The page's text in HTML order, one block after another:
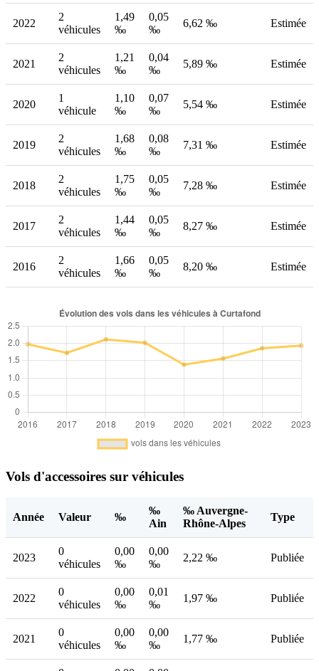
2022
2
véhicules
1,49
‰
0,05
‰
6,62 ‰ Estimée
2021
2
véhicules
1,21
‰
0,04
‰
5,89 ‰ Estimée
2020
1
véhicule
1,10
‰
0,07
‰
5,54 ‰ Estimée
2019
2
véhicules
1,68
‰
0,08
‰
7,31 ‰ Estimée
2018
2
véhicules
1,75
‰
0,05
‰
7,28 ‰ Estimée
2017
2
véhicules
1,44
‰
0,05
‰
8,27 ‰ Estimée
2016
2
véhicules
1,66
‰
0,05
‰
8,20 ‰ Estimée
Vols d'accessoires sur véhicules
Année Valeur ‰
‰
Ain
‰ Auvergne-
Rhône-Alpes
Type
2023
0
véhicules
0,00
‰
0,00
‰
2,22 ‰ Publiée
2022
0
véhicules
0,00
‰
0,01
‰
1,97 ‰ Publiée
2021
0
véhicules
0,00
‰
0,00
‰
1,77 ‰ Publiée